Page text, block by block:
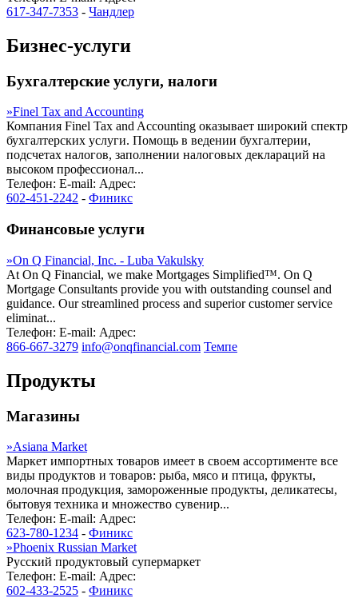
617-347-7353 - Чандлер
Бизнес-услуги
Бухгалтерские услуги, налоги
»Finel Tax and Accounting
Компания Finel Tax and Accounting оказывает широкий спектр
бухгалтерских услуги. Помощь в ведении бухгалтерии,
подсчетах налогов, заполнении налоговых деклараций на
высоком профессионал...
Телефон: E-mail: Адрес:
602-451-2242 - Финикс
Финансовые услуги
»On Q Financial, Inc. - Luba Vakulsky
At On Q Financial, we make Mortgages Simplified™. On Q
Mortgage Consultants provide you with outstanding counsel and
guidance. Our streamlined process and superior customer service
eliminat...
Телефон: E-mail: Адрес:
866-667-3279 info@onqfinancial.com Темпе
Продукты
Магазины
»Asiana Market
Маркет импортных товаров имеет в своем ассортименте все
виды продуктов и товаров: рыба, мясо и птица, фрукты,
молочная продукция, замороженные продукты, деликатесы,
бытовуя техника и множество сувенир...
Телефон: E-mail: Адрес:
623-780-1234 - Финикс
»Phoenix Russian Market
Русский продуктовый супермаркет
Телефон: E-mail: Адрес:
602-433-2525 - Финикс